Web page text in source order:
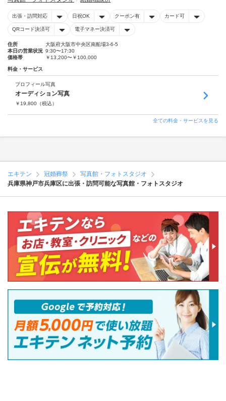
出張・訪問対応 日祝OK クーポン有 カード可
QRコード決済可 電子マネー決済可
住所
大阪府大阪市中央区南船場3-6-5
本日の営業状況 9:30〜17:30
価格帯
￥13,200〜￥100,000
料金・サービス
プロフィール写真
オーディション写真
￥ 19,800 （税込）
全ての料金・サービスを見る
エキテン 冠婚葬祭
写真館・フォトスタジオ
兵庫県神戸市兵庫区に出張・訪問可能な写真館・フォトスタジオ